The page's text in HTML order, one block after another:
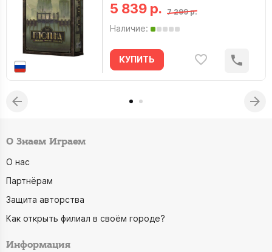
5 839 р. 7 299 р.
Наличие:
КУПИТЬ
О Знаем Играем
О нас
Партнёрам
Защита авторства
Как открыть филиал в своём городе?
Информация